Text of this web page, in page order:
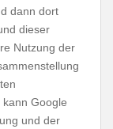
dann dort
dieser
Nutzung der
Google
und der